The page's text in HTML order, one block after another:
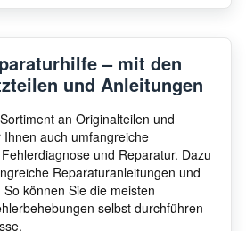
– mit den
und Anleitungen
an Originalteilen und
auch umfangreiche
und Reparatur. Dazu
Reparaturanleitungen und
können Sie die meisten
selbst durchführen –